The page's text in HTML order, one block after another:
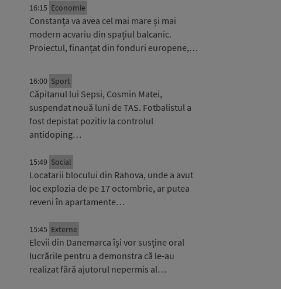
16:15 Economie
Constanța va avea cel mai mare și mai
modern acvariu din spațiul balcanic.
Proiectul, finanțat din fonduri europene,…
16:00 Sport
Căpitanul lui Sepsi, Cosmin Matei,
suspendat nouă luni de TAS. Fotbalistul a
fost depistat pozitiv la controlul
antidoping…
15:49 Social
Locatarii blocului din Rahova, unde a avut
loc explozia de pe 17 octombrie, ar putea
reveni în apartamente…
15:45 Externe
Elevii din Danemarca își vor susține oral
lucrările pentru a demonstra că le-au
realizat fără ajutorul nepermis al…